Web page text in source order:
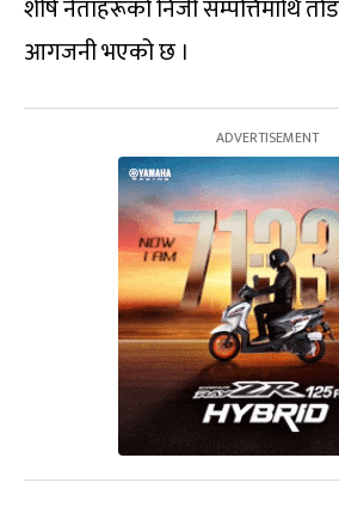
शीर्ष नेताहरूको निजी सम्पत्तिमाथि
आगजनी भएको छ ।